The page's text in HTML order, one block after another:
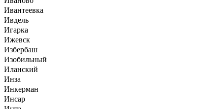
Ивантеевка
Ивдель
Игарка
Ижевск
Избербаш
Изобильный
Иланский
Инза
Инкерман
Инсар